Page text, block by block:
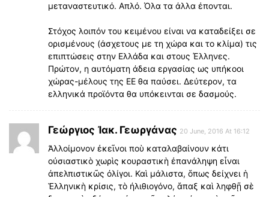
μεταναστευτικό. Απλό. Όλα τα άλλα έπονται.
Στόχος λοιπόν του κειμένου είναι να καταδείξει σε
ορισμένους (άσχετους με τη χώρα και το κλίμα) τις
επιπτώσεις στην Ελλάδα και στους Έλληνες.
Πρώτον, η αυτόματη άδεια εργασίας ως υπήκοοι
χώρας-μέλους της ΕΕ θα παύσει. Δεύτερον, τα
ελληνικά προϊόντα θα υπόκεινται σε δασμούς.
Γεώργιος Ἰακ. Γεωργάνας 20 June, 2016 At 16:12
Ἀλλοίμονον ἐκεῖνοι ποὺ καταλαβαίνουν κάτι
οὐσιαστικὸ χωρὶς κουραστικὴ ἐπανάληψη εἶναι
ἀπελπιστικῶς ὀλίγοι. Καὶ μάλιστα, ὅπως δείχνει ἡ
Ἑλληνικὴ κρίσις, τὸ ἠλιθιογόνο, ἅπαξ καὶ ληφθῇ σὲ